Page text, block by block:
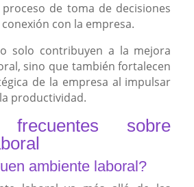
de toma de decisiones
con la empresa.
solo contribuyen a la mejora
sino que también fortalecen
de la empresa al impulsar
productividad.
frecuentes sobre
ambiente laboral?